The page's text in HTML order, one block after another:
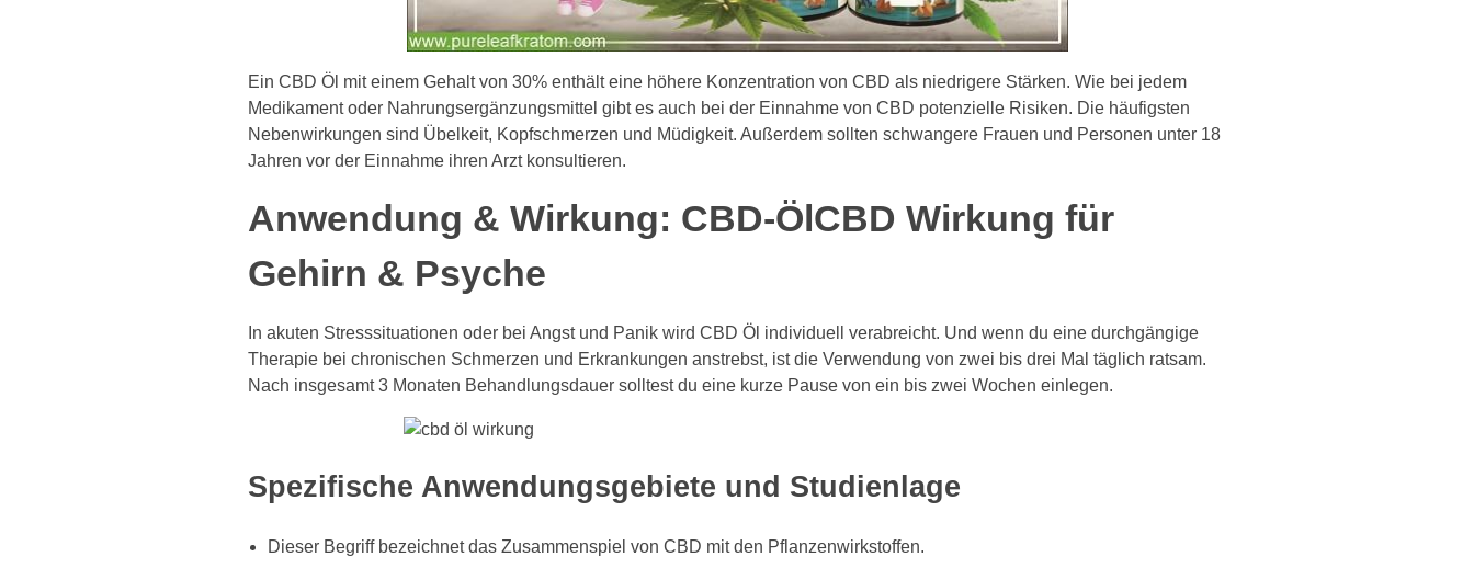
Ein CBD Öl mit einem Gehalt von 30% enthält eine höhere Konzentration von CBD als niedrigere Stärken. Wie bei jedem
Medikament oder Nahrungsergänzungsmittel gibt es auch bei der Einnahme von CBD potenzielle Risiken. Die häufigsten
Nebenwirkungen sind Übelkeit, Kopfschmerzen und Müdigkeit. Außerdem sollten schwangere Frauen und Personen unter 18
Jahren vor der Einnahme ihren Arzt konsultieren.
Anwendung & Wirkung: CBD-ÖlCBD Wirkung für
Gehirn & Psyche
In akuten Stresssituationen oder bei Angst und Panik wird CBD Öl individuell verabreicht. Und wenn du eine durchgängige
Therapie bei chronischen Schmerzen und Erkrankungen anstrebst, ist die Verwendung von zwei bis drei Mal täglich ratsam.
Nach insgesamt 3 Monaten Behandlungsdauer solltest du eine kurze Pause von ein bis zwei Wochen einlegen.
Spezifische Anwendungsgebiete und Studienlage
Dieser Begriff bezeichnet das Zusammenspiel von CBD mit den Pflanzenwirkstoffen.